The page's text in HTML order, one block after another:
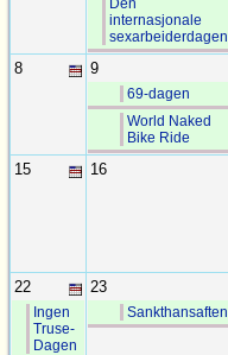
Den
internasjonale
sexarbeiderdagen
8 9
69-dagen
World Naked
Bike Ride
15 16
22
Ingen
Truse-
Dagen
23
Sankthansaften